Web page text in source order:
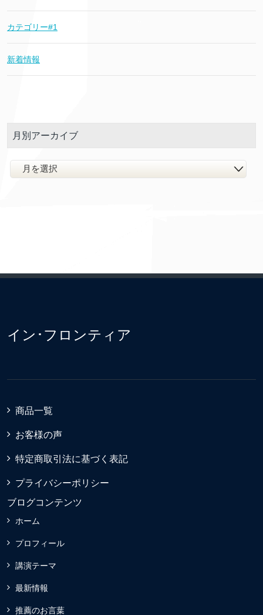
カテゴリー#1
新着情報
月別アーカイブ
イン･フロンティア
商品一覧
お客様の声
特定商取引法に基づく表記
プライバシーポリシー
ブログコンテンツ
ホーム
プロフィール
講演テーマ
最新情報
推薦のお言葉